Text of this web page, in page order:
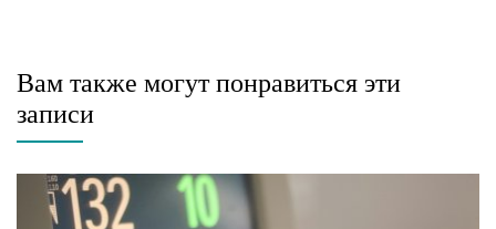
Вам также могут понравиться эти
записи